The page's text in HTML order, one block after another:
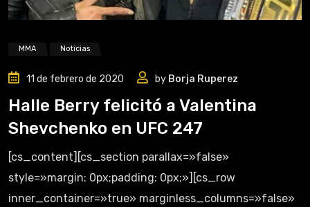
MMA Noticias
11 de febrero de 2020 by Borja Ruperez
Halle Berry felicitó a Valentina
Shevchenko en UFC 247
[cs_content][cs_section parallax=»false»
style=»margin: 0px;padding: 0px;»][cs_row
inner_container=»true» marginless_columns=»false»